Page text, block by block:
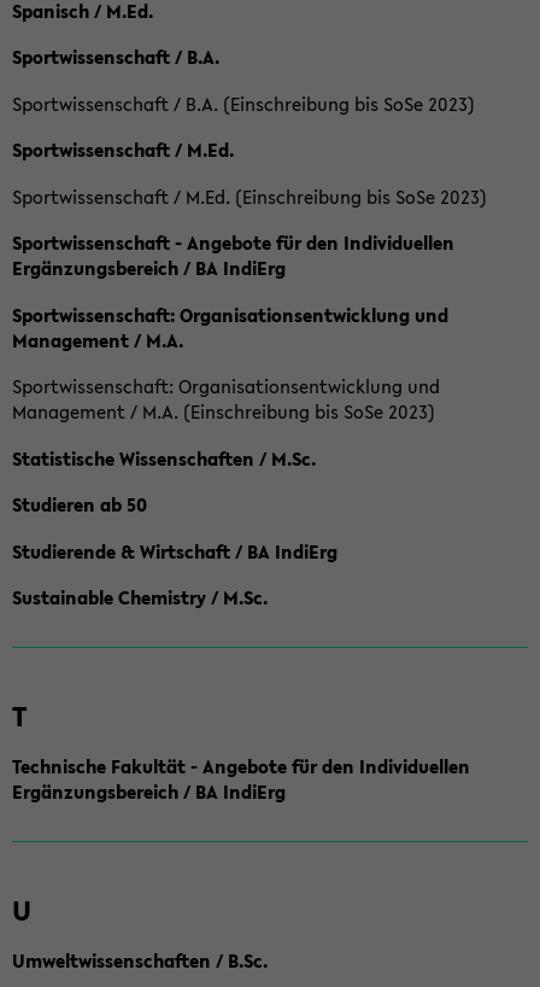
Spanisch / M.Ed.
Sportwissenschaft / B.A.
Sportwissenschaft / B.A. (Einschreibung bis SoSe 2023)
Sportwissenschaft / M.Ed.
Sportwissenschaft / M.Ed. (Einschreibung bis SoSe 2023)
Sportwissenschaft - Angebote für den Individuellen
Ergänzungsbereich / BA IndiErg
Sportwissenschaft: Organisationsentwicklung und
Management / M.A.
Sportwissenschaft: Organisationsentwicklung und
Management / M.A. (Einschreibung bis SoSe 2023)
Statistische Wissenschaften / M.Sc.
Studieren ab 50
Studierende & Wirtschaft / BA IndiErg
Sustainable Chemistry / M.Sc.
T
Technische Fakultät - Angebote für den Individuellen
Ergänzungsbereich / BA IndiErg
U
Umweltwissenschaften / B.Sc.